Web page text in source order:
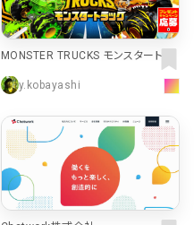
MONSTER TRUCKS モンスタートラ
ック | Hot Wheels ホットウィール |
Mattel マテル
y.kobayashi